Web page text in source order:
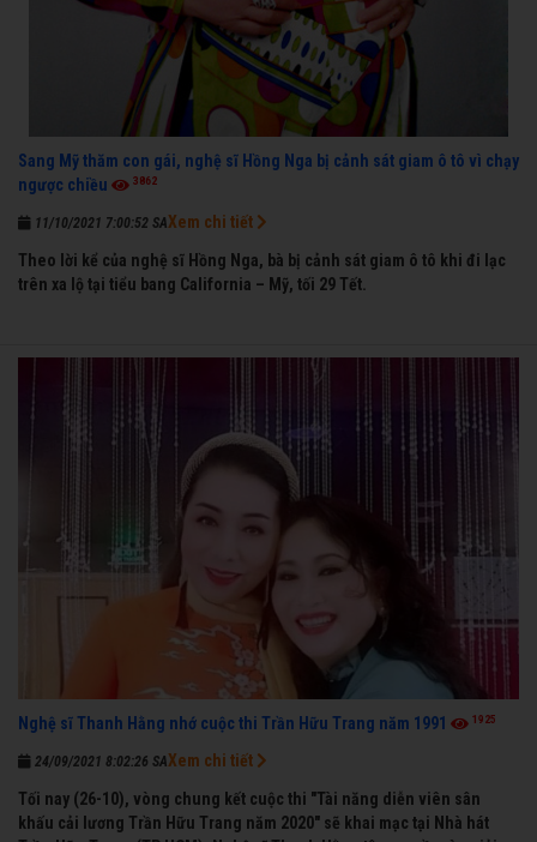
Sang Mỹ thăm con gái, nghệ sĩ Hồng Nga bị cảnh sát giam ô tô vì chạy
ngược chiều
3862
11/10/2021 7:00:52 SA
Theo lời kể của nghệ sĩ Hồng Nga, bà bị cảnh sát giam ô tô khi đi lạc
trên xa lộ tại tiểu bang California – Mỹ, tối 29 Tết.
Xem chi tiết
Nghệ sĩ Thanh Hằng nhớ cuộc thi Trần Hữu Trang năm 1991 1925
24/09/2021 8:02:26 SA
Tối nay (26-10), vòng chung kết cuộc thi "Tài năng diễn viên sân
khấu cải lương Trần Hữu Trang năm 2020" sẽ khai mạc tại Nhà hát
Xem chi tiết